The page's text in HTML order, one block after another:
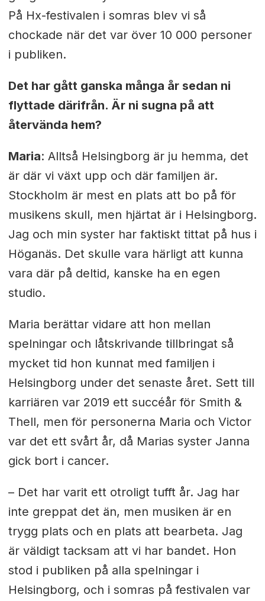
På Hx-festivalen i somras blev vi så
chockade när det var över 10 000 personer
i publiken.
Det har gått ganska många år sedan ni
flyttade därifrån. Är ni sugna på att
återvända hem?
Maria: Alltså Helsingborg är ju hemma, det
är där vi växt upp och där familjen är.
Stockholm är mest en plats att bo på för
musikens skull, men hjärtat är i Helsingborg.
Jag och min syster har faktiskt tittat på hus i
Höganäs. Det skulle vara härligt att kunna
vara där på deltid, kanske ha en egen
studio.
Maria berättar vidare att hon mellan
spelningar och låtskrivande tillbringat så
mycket tid hon kunnat med familjen i
Helsingborg under det senaste året. Sett till
karriären var 2019 ett succéår för Smith &
Thell, men för personerna Maria och Victor
var det ett svårt år, då Marias syster Janna
gick bort i cancer.
– Det har varit ett otroligt tufft år. Jag har
inte greppat det än, men musiken är en
trygg plats och en plats att bearbeta. Jag
är väldigt tacksam att vi har bandet. Hon
stod i publiken på alla spelningar i
Helsingborg, och i somras på festivalen var